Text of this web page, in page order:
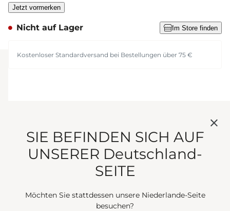
Jetzt vormerken
Nicht auf Lager Im Store finden
Kostenloser Standardversand bei Bestellungen über 75 €
TRETEN SIE DEM
OLFAKTIVEN
CLUB BEI
SIE BEFINDEN SICH AUF
UNSERER Deutschland-
SEITE
Möchten Sie stattdessen unsere Niederlande-Seite
besuchen?